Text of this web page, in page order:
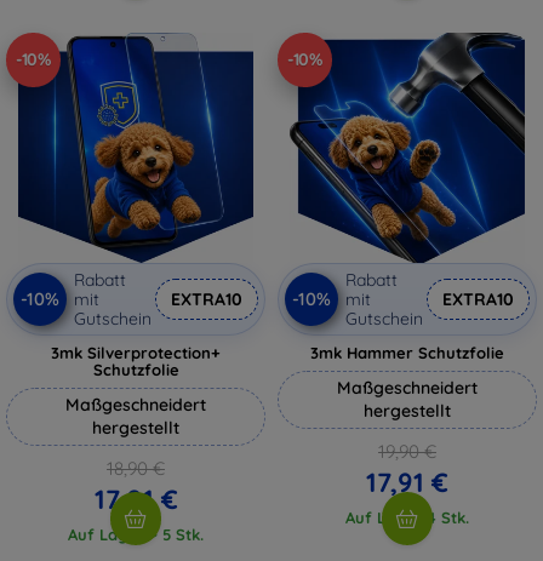
-10%
-10%
Rabatt
mit
Gutschein
EXTRA10
3mk Silverprotection+
Schutzfolie
Maßgeschneidert
hergestellt
18,90 €
17,01 €
Auf Lager > 5 Stk.
-10%
-10%
Rabatt
mit
Gutschein
EXTRA10
3mk Hammer Schutzfolie
Maßgeschneidert
hergestellt
19,90 €
17,91 €
Auf Lager 4 Stk.